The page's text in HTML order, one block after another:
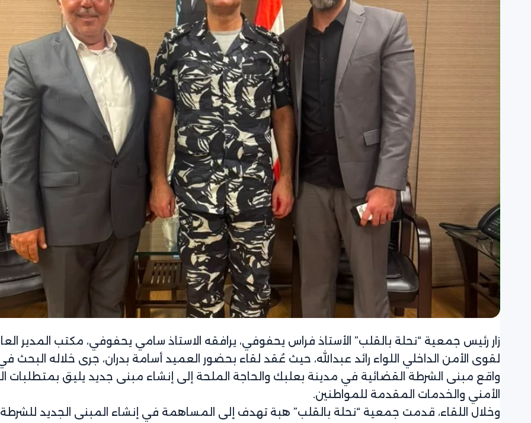
زار رئيس جمعية “نحلة بالقلب” الأستاذ فراس يحفوفي، يرافقه الاستاذ سامي يحفوفي، مكتب المدير
لقوى الأمن الداخلي اللواء رائد عبدالله، حيث عُقد لقاء بحضور العميد أسامة بدران، جرى خلاله البحث
واقع مبنى الشرطة القضائية في مدينة بعلبك والحاجة الملحة إلى إنشاء مبنى جديد يليق بمتطلبات
الأمني والخدمات المقدمة للمواطنين.
وخلال اللقاء، قدمت جمعية “نحلة بالقلب” هبة تهدف إلى المساهمة في إنشاء المبنى الجديد للشرطة